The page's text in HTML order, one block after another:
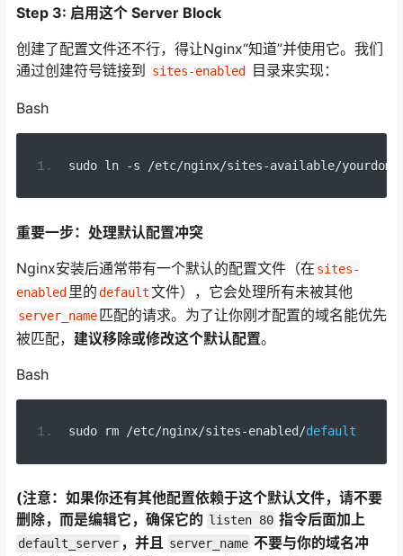
Step 3: 启用这个 Server Block
创建了配置文件还不行，得让Nginx“知道”并使用它。我们
通过创建符号链接到
sites-enabled 目录来实现：
Bash
sudo ln -s /etc/nginx/sites-available/
重要一步：处理默认配置冲突
Nginx安装后通常带有一个默认的配置文件（在 sites-
enabled 里的default文件），它会处理所有未被其他
server_name匹配的请求。为了让你刚才配置的域名能优先
被匹配， 建议移除或修改这个默认配置。
Bash
sudo rm /etc/nginx/sites-enabled/default
(注意：如果你还有其他配置依赖于这个默认文件，请不要
删除，而是编辑它，确保它的 listen 80 指令后面加上
default_server ，并且 server_name 不要与你的域名冲